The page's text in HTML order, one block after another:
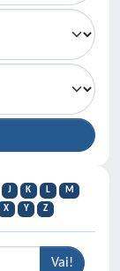
J K L
M
X Y Z